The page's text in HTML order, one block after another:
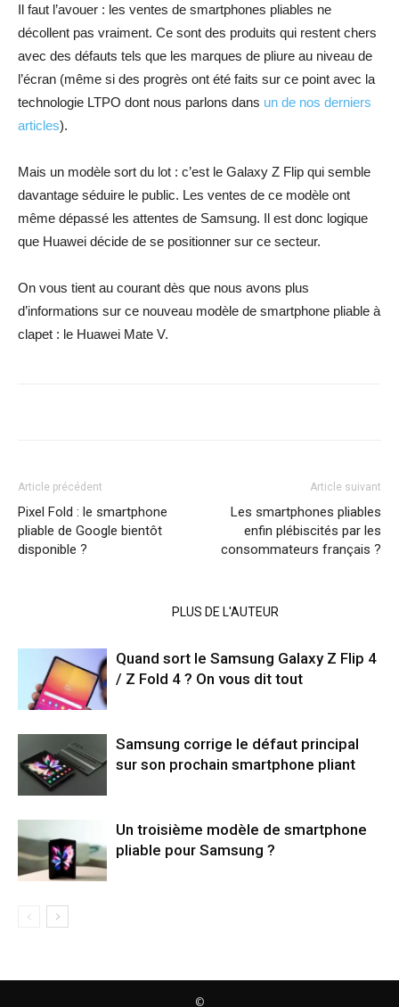
Il faut l’avouer : les ventes de smartphones pliables ne
décollent pas vraiment. Ce sont des produits qui restent chers
avec des défauts tels que les marques de pliure au niveau de
l’écran (même si des progrès ont été faits sur ce point avec la
technologie LTPO dont nous parlons dans un de nos derniers
articles).
Mais un modèle sort du lot : c’est le Galaxy Z Flip qui semble
davantage séduire le public. Les ventes de ce modèle ont
même dépassé les attentes de Samsung. Il est donc logique
que Huawei décide de se positionner sur ce secteur.
On vous tient au courant dès que nous avons plus
d’informations sur ce nouveau modèle de smartphone pliable à
clapet : le Huawei Mate V.
Article précédent
Pixel Fold : le smartphone
pliable de Google bientôt
disponible ?
Article suivant
Les smartphones pliables
enfin plébiscités par les
consommateurs français ?
PLUS DE L'AUTEUR
Quand sort le Samsung Galaxy Z Flip 4
/ Z Fold 4 ? On vous dit tout
Samsung corrige le défaut principal
sur son prochain smartphone pliant
Un troisième modèle de smartphone
pliable pour Samsung ?
©